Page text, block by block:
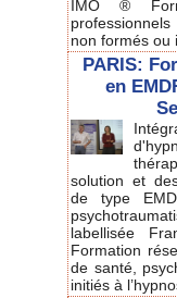
IMO ®
non formés ou
PARIS:
en
solution et
de type
labellisée
Formation
de santé,
initiés à